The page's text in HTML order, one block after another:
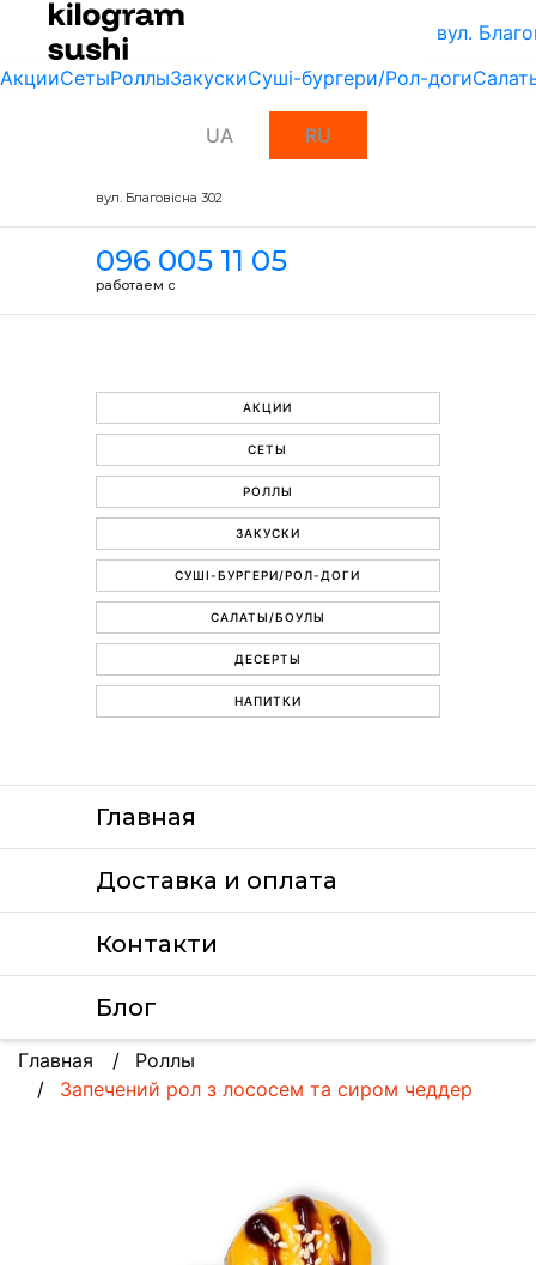
вул.
АкцииСетыРоллыЗакускиСуші-бургери/Рол-доги
UA RU
вул. Благовісна 302
096 005 11 05
работаем с
АКЦИИ
СЕТЫ
РОЛЛЫ
ЗАКУСКИ
СУШІ-БУРГЕРИ/РОЛ-ДОГИ
САЛАТЫ/БОУЛЫ
ДЕСЕРТЫ
НАПИТКИ
Главная
Доставка и оплата
Контакти
Блог
Главная
Роллы
Запечений рол з лососем та сиром чеддер